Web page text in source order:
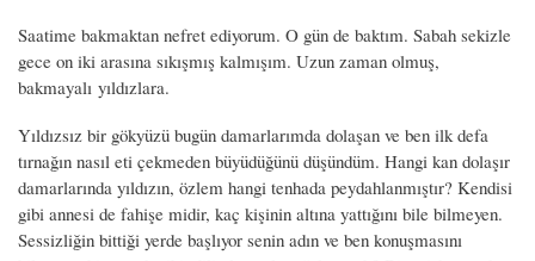
Saatime bakmaktan nefret ediyorum. O gün de baktım. Sabah sekizle
gece on iki arasına sıkışmış kalmışım. Uzun zaman olmuş,
bakmayalı yıldızlara.
Yıldızsız bir gökyüzü bugün damarlarımda dolaşan ve ben ilk defa
tırnağın nasıl eti çekmeden büyüdüğünü düşündüm. Hangi kan dolaşır
damarlarında yıldızın, özlem hangi tenhada peydahlanmıştır? Kendisi
gibi annesi de fahişe midir, kaç kişinin altına yattığını bile bilmeyen.
Sessizliğin bittiği yerde başlıyor senin adın ve ben konuşmasını